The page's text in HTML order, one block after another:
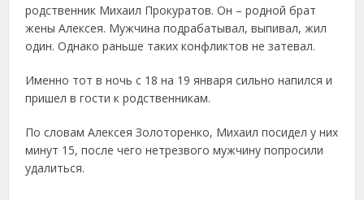
родственник Михаил Прокуратов. Он – родной брат
жены Алексея. Мужчина подрабатывал, выпивал, жил
один. Однако раньше таких конфликтов не затевал.
Именно тот в ночь с 18 на 19 января сильно напился и
пришел в гости к родственникам.
По словам Алексея Золоторенко, Михаил посидел у них
минут 15, после чего нетрезвого мужчину попросили
удалиться.